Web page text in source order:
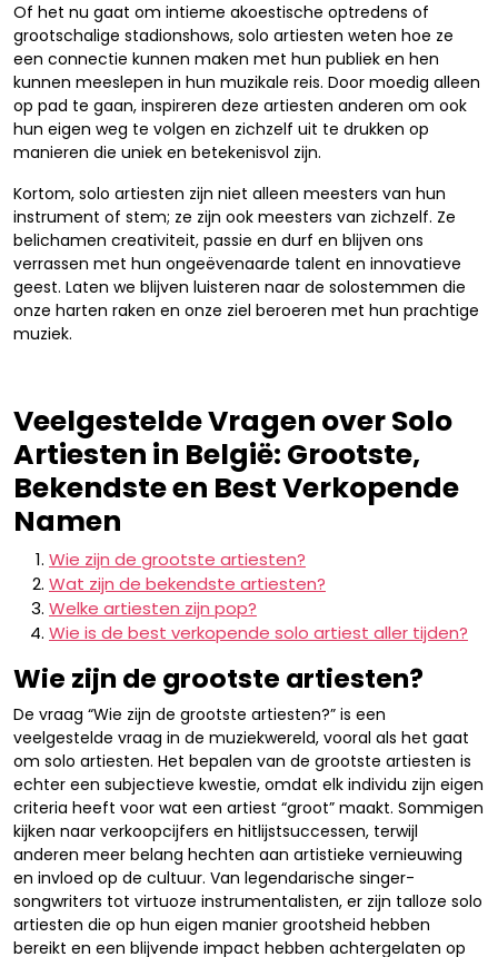
Of het nu gaat om intieme akoestische optredens of
grootschalige stadionshows, solo artiesten weten hoe ze
een connectie kunnen maken met hun publiek en hen
kunnen meeslepen in hun muzikale reis. Door moedig alleen
op pad te gaan, inspireren deze artiesten anderen om ook
hun eigen weg te volgen en zichzelf uit te drukken op
manieren die uniek en betekenisvol zijn.
Kortom, solo artiesten zijn niet alleen meesters van hun
instrument of stem; ze zijn ook meesters van zichzelf. Ze
belichamen creativiteit, passie en durf en blijven ons
verrassen met hun ongeëvenaarde talent en innovatieve
geest. Laten we blijven luisteren naar de solostemmen die
onze harten raken en onze ziel beroeren met hun prachtige
muziek.
Veelgestelde Vragen over Solo
Artiesten in België: Grootste,
Bekendste en Best Verkopende
Namen
Wie zijn de grootste artiesten?
Wat zijn de bekendste artiesten?
Welke artiesten zijn pop?
Wie is de best verkopende solo artiest aller tijden?
Wie zijn de grootste artiesten?
De vraag “Wie zijn de grootste artiesten?” is een
veelgestelde vraag in de muziekwereld, vooral als het gaat
om solo artiesten. Het bepalen van de grootste artiesten is
echter een subjectieve kwestie, omdat elk individu zijn eigen
criteria heeft voor wat een artiest “groot” maakt. Sommigen
kijken naar verkoopcijfers en hitlijstsuccessen, terwijl
anderen meer belang hechten aan artistieke vernieuwing
en invloed op de cultuur. Van legendarische singer-
songwriters tot virtuoze instrumentalisten, er zijn talloze solo
artiesten die op hun eigen manier grootsheid hebben
bereikt en een blijvende impact hebben achtergelaten op